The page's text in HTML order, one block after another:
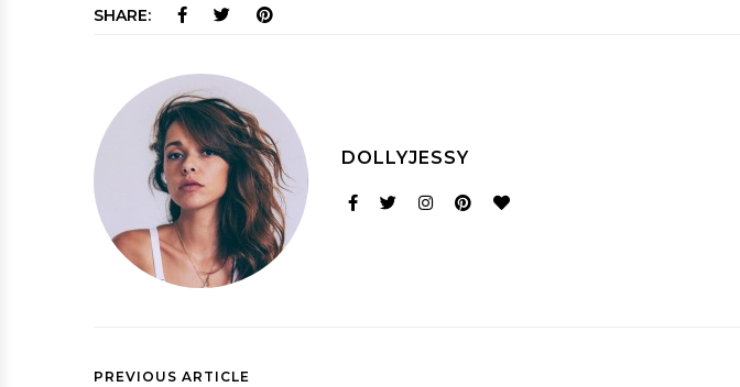
SHARE:
DOLLYJESSY
PREVIOUS ARTICLE